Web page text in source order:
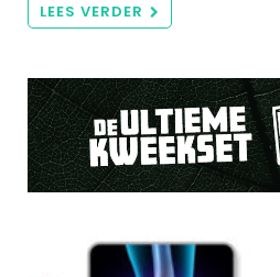
LEES VERDER